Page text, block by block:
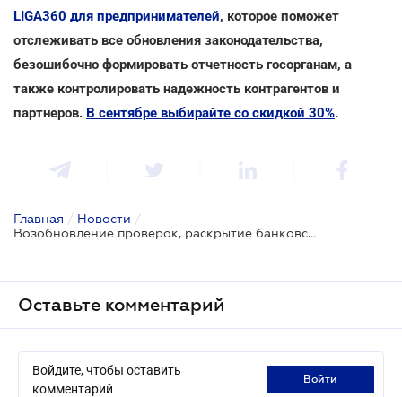
LIGA360 для предпринимателей, которое поможет
отслеживать все обновления законодательства,
безошибочно формировать отчетность госорганам, а
также контролировать надежность контрагентов и
партнеров. В сентябре выбирайте со скидкой 30%.
Главная / Новости /
Возобновление проверок, раскрытие банковской тайны и налог с дорогих авто: проект налоговых изменений
Оставьте комментарий
Войдите, чтобы оставить
комментарий
войти